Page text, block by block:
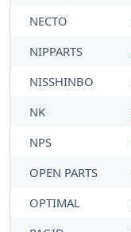
NECTO
NIPPARTS
NISSHINBO
NK
NPS
OPEN PARTS
OPTIMAL